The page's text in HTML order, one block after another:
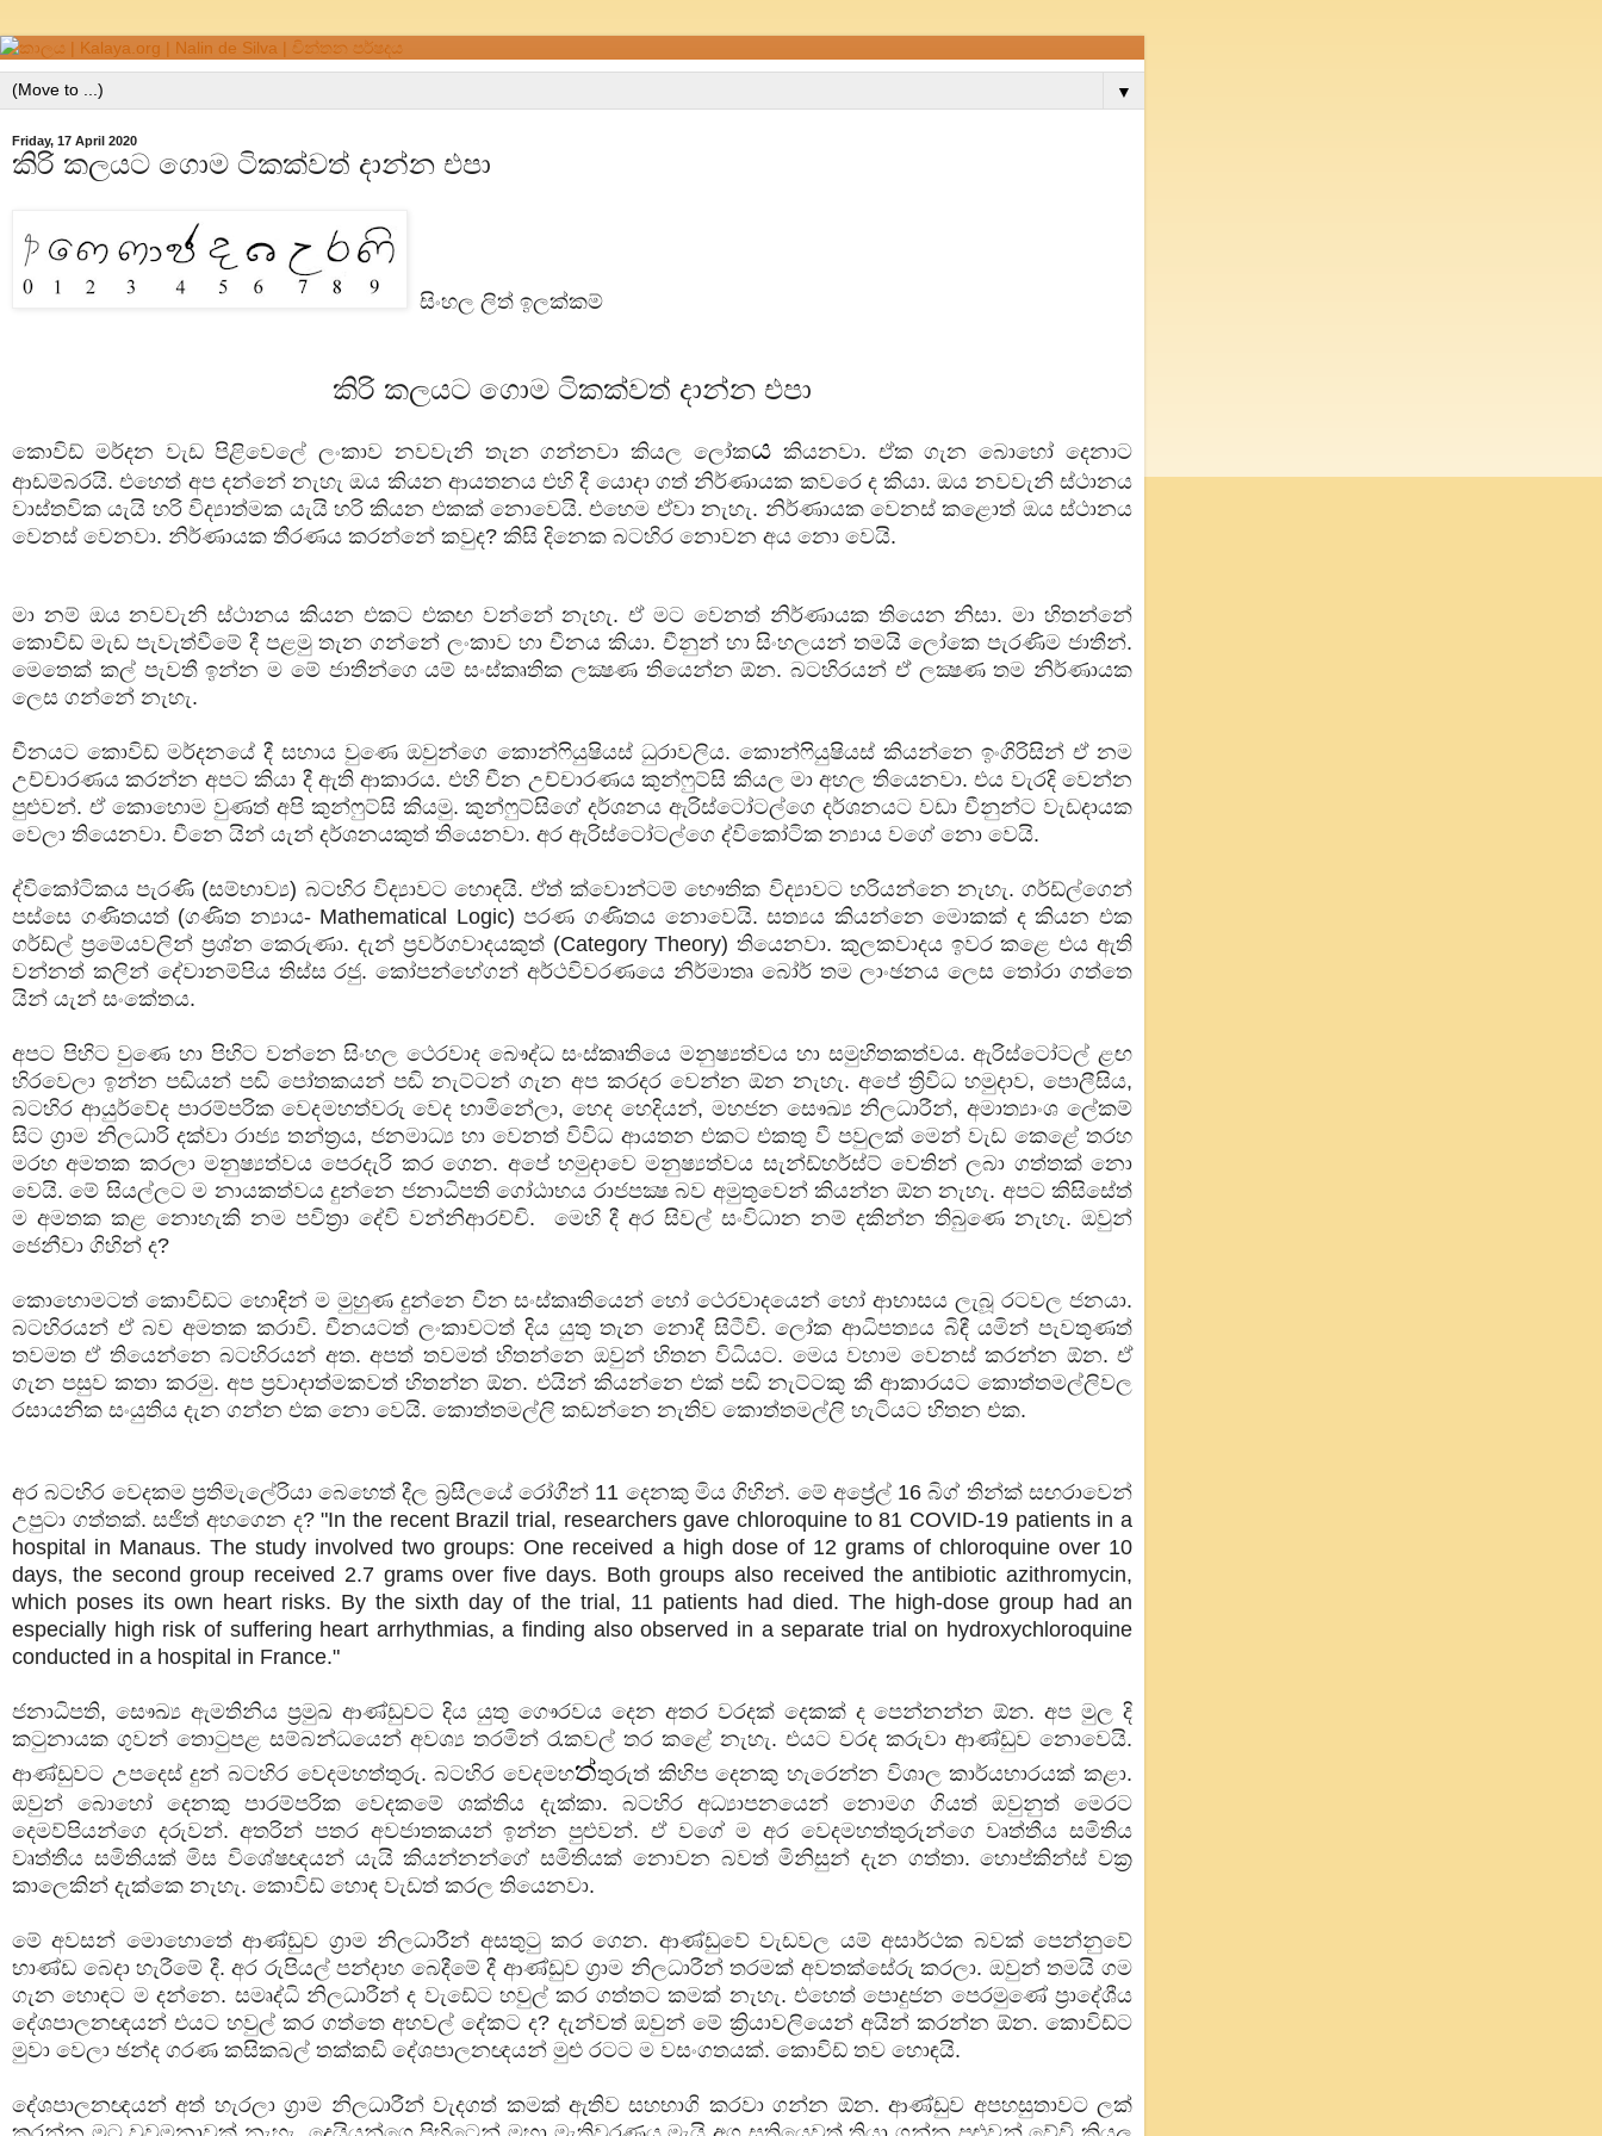
▼
Friday, 17 April 2020
කිරි කලයට ගොම ටිකක්වත් දාන්න එපා
සිංහල ලිත් ඉලක්කම්
කිරි කලයට ගොම ටිකක්වත් දාන්න එපා
කොවිඩ් මර්දන වැඩ පිළිවෙලේ ලංකාව නවවැනි තැන ගන්නවා කියල ලෝකය කියනවා. ඒක ගැන බොහෝ දෙනාට
ආඩම්බරයි. එහෙත් අප දන්නේ නැහැ ඔය කියන ආයතනය එහි දී යොදා ගත් නිර්ණායක කවරෙ ද කියා. ඔය නවවැනි ස්ථානය
වාස්තවික යැයි හරි විද්‍යාත්මක යැයි හරි කියන එකක් නොවෙයි. එහෙම ඒවා නැහැ. නිර්ණායක වෙනස් කළොත් ඔය ස්ථානය
වෙනස් වෙනවා. නිර්ණායක තීරණය කරන්නේ කවුද? කිසි දිනෙක බටහිර නොවන අය නො වෙයි.
මා නම් ඔය නවවැනි ස්ථානය කියන එකට එකඟ වන්නේ නැහැ. ඒ මට වෙනත් නිර්ණායක තියෙන නිසා. මා හිතන්නේ
කොවිඩ් මැඩ පැවැත්වීමේ දී පළමු තැන ගන්නේ ලංකාව හා චීනය කියා. චීනුන් හා සිංහලයන් තමයි ලෝකෙ පැරණිම ජාතීන්.
මෙතෙක් කල් පැවතී ඉන්න ම මේ ජාතීන්ගෙ යම් සංස්කෘතික ලක්‍ෂණ තියෙන්න ඕන. බටහිරයන් ඒ ලක්‍ෂණ තම නිර්ණායක
ලෙස ගන්නේ නැහැ.
චීනයට කොවිඩ් මර්දනයේ දී සහාය වුණෙ ඔවුන්ගෙ කොන්ෆියුෂියස් ධුරාවලිය. කොන්ෆියුෂියස් කියන්නෙ ඉංගිරිසින් ඒ නම
උච්චාරණය කරන්න අපට කියා දී ඇති ආකාරය. එහි චීන උච්චාරණය කුන්ෆුට්සි කියල මා අහල තියෙනවා. එය වැරදි වෙන්න
පුළුවන්. ඒ කොහොම වුණත් අපි කුන්ෆුට්සි කියමු. කුන්ෆුට්සිගේ දර්ශනය ඇරිස්ටෝටල්ගෙ දර්ශනයට වඩා චීනුන්ට වැඩදායක
වෙලා තියෙනවා. චීනෙ යින් යැන් දර්ශනයකුත් තියෙනවා. අර ඇරිස්ටෝටල්ගෙ ද්විකෝටික න්‍යාය වගේ නො වෙයි.
ද්විකෝටිකය පැරණි (සම්භාව්‍ය) බටහිර විද්‍යාවට හොඳයි. ඒත් ක්වොන්ටම් භෞතික විද්‍යාවට හරියන්නෙ නැහැ. ගර්ඩ්ල්ගෙන්
පස්සෙ ගණිතයත් (ගණිත න්‍යාය- Mathematical Logic) පරණ ගණිතය නොවෙයි. සත්‍යය කියන්නෙ මොකක් ද කියන එක
ගර්ඩ්ල් ප්‍රමේයවලින් ප්‍රශ්න කෙරුණා. දැන් ප්‍රවර්ගවාදයකුත් (Category Theory) තියෙනවා. කුලකවාදය ඉවර කළෙ එය ඇති
වන්නත් කලින් දේවානම්පිය තිස්ස රජු. කෝපන්හේගන් අර්ථවිවරණයෙ නිර්මාතෘ බෝර් තම ලාංඡනය ලෙස තෝරා ගත්තෙ
යින් යැන් සංකේතය.
අපට පිහිට වුණෙ හා පිහිට වන්නෙ සිංහල ථෙරවාද බෞද්ධ සංස්කෘතියෙ මනුෂ්‍යත්වය හා සමුහිතකත්වය. ඇරිස්ටෝටල් ළඟ
හිරවෙලා ඉන්න පඬියන් පඬි පෝතකයන් පඬි නැට්ටන් ගැන අප කරදර වෙන්න ඕන නැහැ. අපේ ත්‍රිවිධ හමුදාව, පොලීසිය,
බටහිර ආයුර්වේද පාරම්පරික වෙදමහත්වරු වෙද හාමිනේලා, හෙද හෙදියන්, මහජන සෞඛ්‍ය නිලධාරීන්, අමාත්‍යාංශ ලේකම්
සිට ග්‍රාම නිලධාරි දක්වා රාජ්‍ය තන්ත්‍රය, ජනමාධ්‍ය හා වෙනත් විවිධ ආයතන එකට එකතු වී පවුලක් මෙන් වැඩ කෙළේ තරහ
මරහ අමතක කරලා මනුෂ්‍යත්වය පෙරදැරි කර ගෙන. අපේ හමුදාවෙ මනුෂ්‍යත්වය සැන්ඩ්හර්ස්ට් වෙතින් ලබා ගත්තක් නො
වෙයි. මේ සියල්ලට ම නායකත්වය දුන්නෙ ජනාධිපති ගෝඨාභය රාජපක්‍ෂ බව අමුතුවෙන් කියන්න ඕන නැහැ. අපට කිසිසේත්
ම අමතක කළ නොහැකි නම පවිත්‍රා දේවි වන්නිආරච්චි. මෙහි දී අර සිවල් සංවිධාන නම් දකින්න තිබුණෙ නැහැ. ඔවුන්
ජෙනීවා ගිහින් ද?
කොහොමටත් කොවිඩ්ට හොඳින් ම මුහුණ දුන්නෙ චීන සංස්කෘතියෙන් හෝ ථෙරවාදයෙන් හෝ ආභාසය ලැබූ රටවල ජනයා.
බටහිරයන් ඒ බව අමතක කරාවි. චීනයටත් ලංකාවටත් දිය යුතු තැන නොදී සිටීවි. ලෝක ආධිපත්‍යය බිඳී යමින් පැවතුණත්
තවමත ඒ තියෙන්නෙ බටහිරයන් අත. අපත් තවමත් හිතන්නෙ ඔවුන් හිතන විධියට. මෙය වහාම වෙනස් කරන්න ඕන. ඒ
ගැන පසුව කතා කරමු. අප ප්‍රවාදාත්මකවත් හිතන්න ඕන. එයින් කියන්නෙ එක් පඬි නැට්ටකු කී ආකාරයට කොත්තමල්ලිවල
රසායනික සංයුතිය දැන ගන්න එක නො වෙයි. කොත්තමල්ලි කඩන්නෙ නැතිව කොත්තමල්ලි හැටියට හිතන එක.
අර බටහිර වෙදකම ප්‍රතිමැලේරියා බෙහෙත් දීල බ්‍රසීලයේ රෝගීන් 11 දෙනකු මිය ගිහින්. මේ අප්‍රේල් 16 බිග් තින්ක් සඟරාවෙන්
උපුටා ගත්තක්. සජිත් අහගෙන ද? "In the recent Brazil trial, researchers gave chloroquine to 81 COVID-19 patients in a
hospital in Manaus. The study involved two groups: One received a high dose of 12 grams of chloroquine over 10
days, the second group received 2.7 grams over five days. Both groups also received the antibiotic azithromycin,
which poses its own heart risks. By the sixth day of the trial, 11 patients had died. The high-dose group had an
especially high risk of suffering heart arrhythmias, a finding also observed in a separate trial on hydroxychloroquine
conducted in a hospital in France."
ජනාධිපති, සෞඛ්‍ය ඇමතිනිය ප්‍රමුඛ ආණ්ඩුවට දිය යුතු ගෞරවය දෙන අතර වරදක් දෙකක් ද පෙන්නන්න ඕන. අප මුල දි
කටුනායක ගුවන් තොටුපළ සම්බන්ධයෙන් අවශ්‍ය තරමින් රැකවල් තර කළේ නැහැ. එයට වරද කරුවා ආණ්ඩුව නොවෙයි.
ආණ්ඩුවට උපදෙස් දුන් බටහිර වෙදමහත්තුරු. බටහිර වෙදමහත්තුරුත් කිහිප දෙනකු හැරෙන්න විශාල කාර්යභාරයක් කළා.
ඔවුන් බොහෝ දෙනකු පාරම්පරික වෙදකමේ ශක්තිය දැක්කා. බටහිර අධ්‍යාපනයෙන් නොමග ගියත් ඔවුනුත් මෙරට
දෙමව්පියන්ගෙ දරුවන්. අතරින් පතර අවජාතකයන් ඉන්න පුළුවන්. ඒ වගේ ම අර වෙදමහත්තුරුන්ගෙ වෘත්තීය සමිතිය
වෘත්තීය සමිතියක් මිස විශේෂඥයන් යැයි කියන්නන්ගේ සමිතියක් නොවන බවත් මිනිසුන් දැන ගත්තා. හොප්කින්ස් වක්‍ර
කාලෙකින් දැක්කෙ නැහැ. කොවිඩ් හොඳ වැඩත් කරල තියෙනවා.
මේ අවසන් මොහොතේ ආණ්ඩුව ග්‍රාම නිලධාරීන් අසතුටු කර ගෙන. ආණ්ඩුවේ වැඩවල යම් අසාර්ථක බවක් පෙන්නුවේ
භාණ්ඩ බෙදා හැරීමේ දී. අර රුපියල් පන්දාහ බෙදීමේ දී ආණ්ඩුව ග්‍රාම නිලධාරීන් තරමක් අවතක්සේරු කරලා. ඔවුන් තමයි ගම
ගැන හොඳට ම දන්නෙ. සමෘද්ධි නිලධාරීන් ද වැඩේට හවුල් කර ගත්තට කමක් නැහැ. එහෙත් පොදුජන පෙරමුණේ ප්‍රාදේශීය
දේශපාලනඥයන් එයට හවුල් කර ගත්තෙ අහවල් දේකට ද? දැන්වත් ඔවුන් මේ ක්‍රියාවලියෙන් අයින් කරන්න ඕන. කොවිඩ්ට
මුවා වෙලා ඡන්ද ගරණ කසිකබල් තක්කඩි දේශපාලනඥයන් මුළු රටට ම වසංගතයක්. කොවිඩ් තව හොඳයි.
දේශපාලනඥයන් අත් හැරලා ග්‍රාම නිලධාරීන් වැදගත් කමක් ඇතිව සහභාගි කරවා ගන්න ඕන. ආණ්ඩුව අපහසුතාවට ලක්